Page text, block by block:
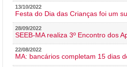
13/10/2022
Festa do Dia das Crianças foi um
28/09/2022
SEEB-MA realiza 3º Encontro dos
22/08/2022
MA: bancários completam 15 dias